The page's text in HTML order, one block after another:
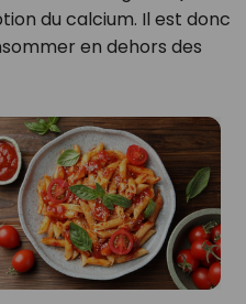
du calcium. Il est donc
en dehors des